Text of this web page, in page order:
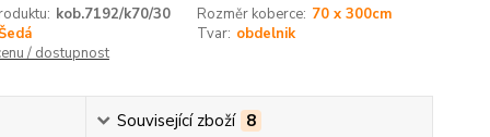
kob.7192/k70/30 Rozměr koberce: 70 x 300cm
Tvar: obdelnik
/ dostupnost
Související zboží 8